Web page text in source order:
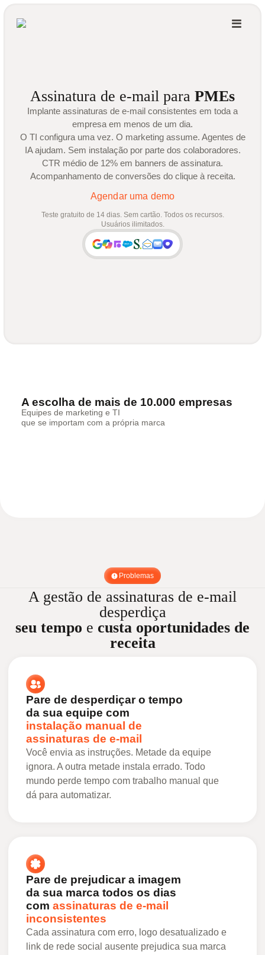
Assinatura de e-mail para PMEs
Implante assinaturas de e-mail consistentes em toda a
empresa em menos de um dia.
O TI configura uma vez. O marketing assume. Agentes de
IA ajudam. Sem instalação por parte dos colaboradores.
CTR médio de 12% em banners de assinatura.
Acompanhamento de conversões do clique à receita.
Agendar uma demo
Teste gratuito de 14 dias. Sem cartão. Todos os recursos.
Usuários ilimitados.
A escolha de mais de 10.000 empresas
Equipes de marketing e TI
que se importam com a própria marca
Problemas
A gestão de assinaturas de e-mail
desperdiça
seu tempo e custa oportunidades de
receita
Pare de desperdiçar o tempo
da sua equipe com
instalação manual de
assinaturas de e-mail
Você envia as instruções. Metade da equipe
ignora. A outra metade instala errado. Todo
mundo perde tempo com trabalho manual que
dá para automatizar.
Pare de prejudicar a imagem
da sua marca todos os dias
com assinaturas de e-mail
inconsistentes
Cada assinatura com erro, logo desatualizado e
link de rede social ausente prejudica sua marca